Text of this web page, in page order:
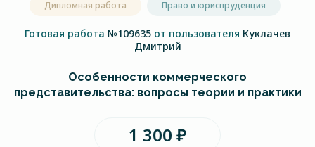
Дипломная работа Право и юриспруденция
Готовая работа №109635 от пользователя Куклачев
Дмитрий
Особенности коммерческого
представительства: вопросы теории и практики
1 300 ₽